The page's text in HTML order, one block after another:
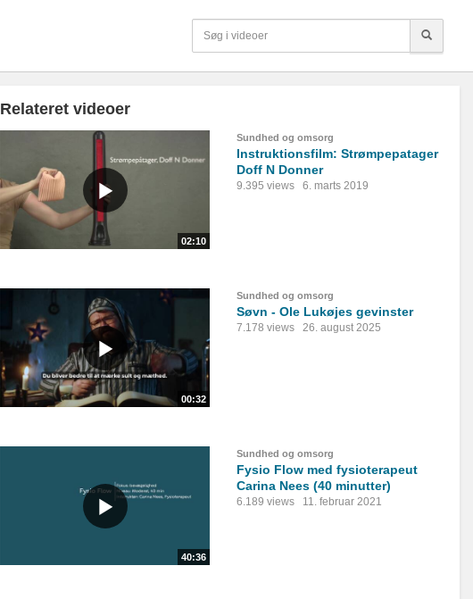
Relateret videoer
02:10
Sundhed og omsorg
Instruktionsfilm: Strømpepatager
Doff N Donner
9.395 views 6. marts 2019
00:32
Sundhed og omsorg
Søvn - Ole Lukøjes gevinster
7.178 views 26. august 2025
40:36
Sundhed og omsorg
Fysio Flow med fysioterapeut
Carina Nees (40 minutter)
6.189 views 11. februar 2021